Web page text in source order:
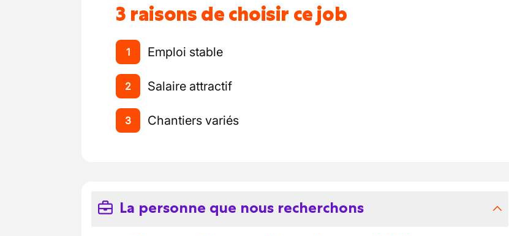
3 raisons de choisir ce job
1 Emploi stable
2 Salaire attractif
3 Chantiers variés
La personne que nous recherchons